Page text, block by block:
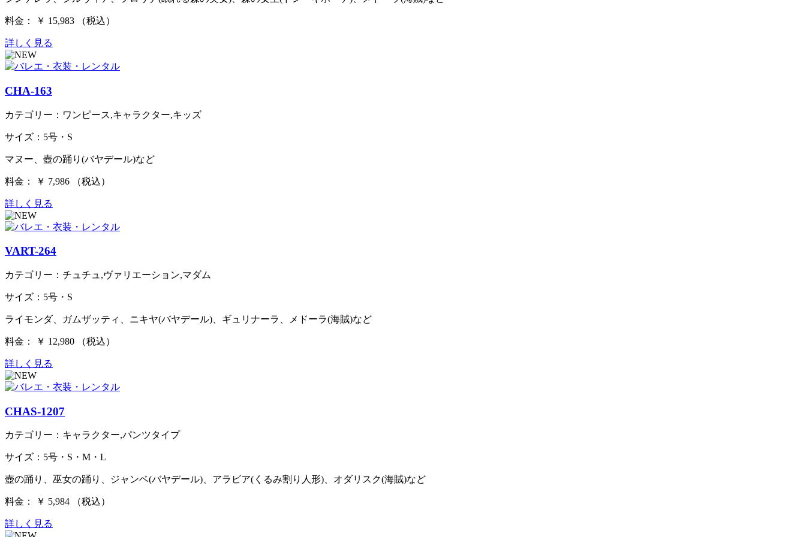
料金： ￥ 15,983 （税込）
詳しく見る
CHA-163
カテゴリー：ワンピース,キャラクター,キッズ
サイズ：5号・S
マヌー、壺の踊り(バヤデール)など
料金： ￥ 7,986 （税込）
詳しく見る
VART-264
カテゴリー：チュチュ,ヴァリエーション,マダム
サイズ：5号・S
ライモンダ、ガムザッティ、ニキヤ(バヤデール)、ギュリナーラ、メドーラ(海賊)など
料金： ￥ 12,980 （税込）
詳しく見る
CHAS-1207
カテゴリー：キャラクター,パンツタイプ
サイズ：5号・S・M・L
壺の踊り、巫女の踊り、ジャンベ(バヤデール)、アラビア(くるみ割り人形)、オダリスク(海賊)など
料金： ￥ 5,984 （税込）
詳しく見る